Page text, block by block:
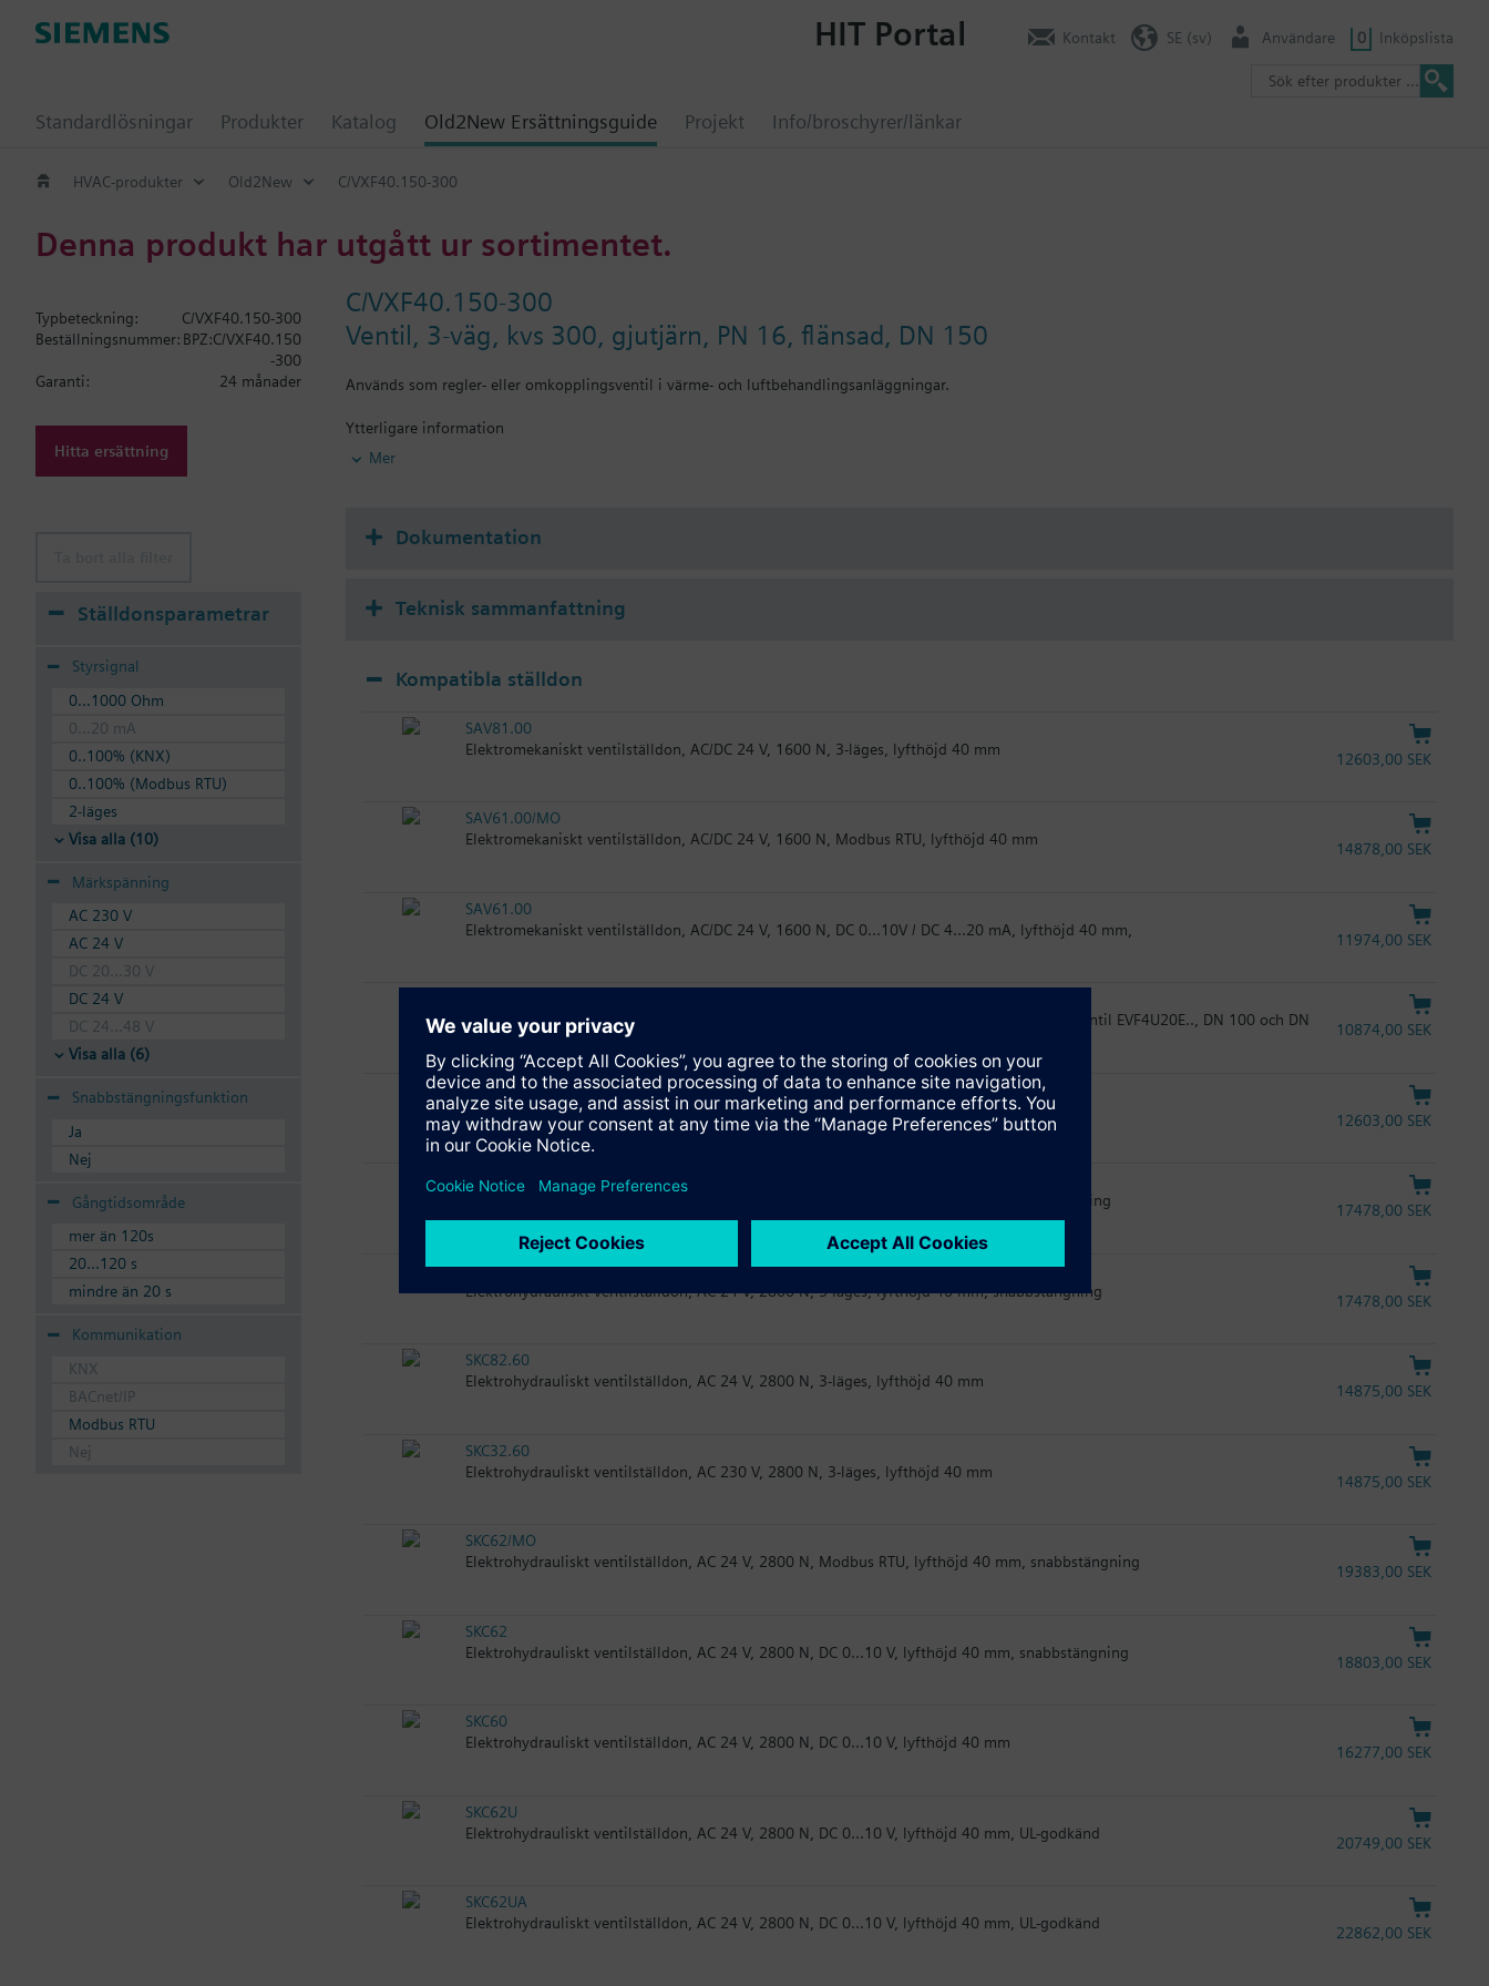
Standardlösningar Produkter Katalog Old2New Ersättningsguide Projekt Info/broschyrer/länkar
HIT Portal Kontakt SE (sv) Användare 0 Inköpslista
HVAC-produkter Old2New C/VXF40.150-300
Denna produkt har utgått ur sortimentet.
C/VXF40.150-300
Ventil, 3-väg, kvs 300, gjutjärn, PN 16, flänsad, DN 150
Används som regler- eller omkopplingsventil i värme- och luftbehandlingsanläggningar.
Ytterligare information
OBS! Ej lagervara i Sverige
Mer
Typbeteckning:
C/VXF40.150-300
Beställningsnummer: BPZ:C/VXF40.150
-300
Garanti:
24 månader
Hitta ersättning
Ställdonsparametrar
Styrsignal
0...1000 Ohm
0...20 mA
0..100% (KNX)
0..100% (Modbus RTU)
2-läges
Visa alla (10)
Märkspänning
AC 230 V
AC 24 V
DC 20...30 V
DC 24 V
DC 24...48 V
Visa alla (6)
Snabbstängningsfunktion
Ja
Nej
Gångtidsområde
mer än 120s
20...120 s
mindre än 20 s
Kommunikation
KNX
BACnet/IP
Modbus RTU
Nej
Dokumentation
Teknisk sammanfattning
Kompatibla ställdon
SAV81.00
Elektromekaniskt ventilställdon, AC/DC 24 V, 1600 N, 3-läges, lyfthöjd 40 mm
12603,00 SEK
SAV61.00/MO
Elektromekaniskt ventilställdon, AC/DC 24 V, 1600 N, Modbus RTU, lyfthöjd 40 mm
14878,00 SEK
SAV61.00
Elektromekaniskt ventilställdon, AC/DC 24 V, 1600 N, DC 0...10V / DC 4...20 mA, lyfthöjd 40 mm,
11974,00 SEK
Elektromekaniskt ventilställdon, AC/DC 24 V, 1600 N, DC 0...10V, ENDAST för intelligent ventil EVF4U20E.., DN 100 och DN
125, lyfthöjd 40 mm, 120 s, hög upplösning > 200 steg
10874,00 SEK
SAV31.00
Elektromekaniskt ventilställdon, AC 230 V, 1600 N, 3-läges, lyfthöjd 40 mm
12603,00 SEK
SKC32.61
Elektrohydrauliskt ventilställdon, AC 230 V, 2800 N, 3-läges, lyfthöjd 40 mm, snabbstängning
17478,00 SEK
SKC82.61
Elektrohydrauliskt ventilställdon, AC 24 V, 2800 N, 3-läges, lyfthöjd 40 mm, snabbstängning
17478,00 SEK
SKC82.60
Elektrohydrauliskt ventilställdon, AC 24 V, 2800 N, 3-läges, lyfthöjd 40 mm
14875,00 SEK
SKC32.60
Elektrohydrauliskt ventilställdon, AC 230 V, 2800 N, 3-läges, lyfthöjd 40 mm
14875,00 SEK
SKC62/MO
Elektrohydrauliskt ventilställdon, AC 24 V, 2800 N, Modbus RTU, lyfthöjd 40 mm, snabbstängning
19383,00 SEK
SKC62
Elektrohydrauliskt ventilställdon, AC 24 V, 2800 N, DC 0...10 V, lyfthöjd 40 mm, snabbstängning
18803,00 SEK
SKC60
Elektrohydrauliskt ventilställdon, AC 24 V, 2800 N, DC 0...10 V, lyfthöjd 40 mm
16277,00 SEK
SKC62U
Elektrohydrauliskt ventilställdon, AC 24 V, 2800 N, DC 0...10 V, lyfthöjd 40 mm, UL-godkänd
20749,00 SEK
SKC62UA
Elektrohydrauliskt ventilställdon, AC 24 V, 2800 N, DC 0...10 V, lyfthöjd 40 mm, UL-godkänd
22862,00 SEK